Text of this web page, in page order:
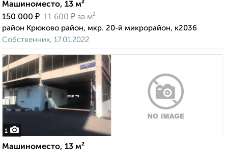
Машиноместо, 13 м²
150 000 ₽ 11 600 ₽ за м²
район Крюково район, мкр. 20-й микрорайон, к2036
Собственник, 17.01.2022
1
Машиноместо, 13 м²